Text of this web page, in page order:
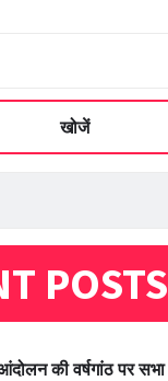
खोजें
POSTS
की वर्षगांठ पर सभा